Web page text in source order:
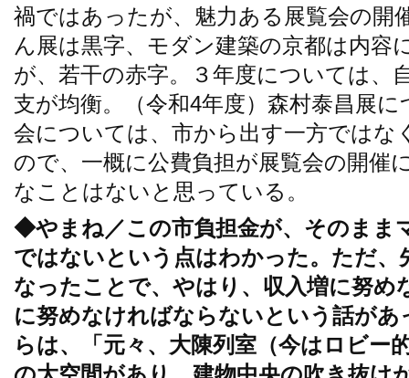
禍ではあったが、魅力ある展覧会の開
ん展は黒字、モダン建築の京都は内容
が、若干の赤字。３年度については、
支が均衡。（令和4年度）森村泰昌展
会については、市から出す一方ではな
ので、一概に公費負担が展覧会の開催
なことはないと思っている。
◆やまね／この市負担金が、そのまま
ではないという点はわかった。ただ、
なったことで、やはり、収入増に努め
に努めなければならないという話があ
らは、「元々、大陳列室（今はロビー